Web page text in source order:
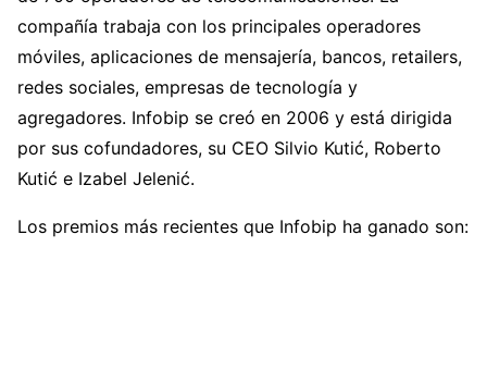
compañía trabaja con los principales operadores
móviles, aplicaciones de mensajería, bancos, retailers,
redes sociales, empresas de tecnología y
agregadores. Infobip se creó en 2006 y está dirigida
por sus cofundadores, su CEO Silvio Kutić, Roberto
Kutić e Izabel Jelenić.
Los premios más recientes que Infobip ha ganado son: